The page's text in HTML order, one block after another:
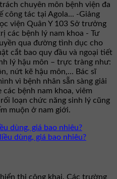
chuyên môn bệnh viện đa
công tác tại Agola... -Giảng
viện Quân Y 103 Sở trưởng
các bệnh lý nam khoa - Tư
qua đường tình dục cho
cắt bao quy đầu và ngoại tiết
lý hậu môn – trực tràng như:
nứt kẽ hậu môn,... Bác sĩ
vì bệnh nhân sẵn sàng giải
bệnh nam khoa, viêm
loạn chức năng sinh lý cũng
muộn ở nam giới.
dùng, giá bao nhiêu?
dùng, giá bao nhiêu?
thị công khai. Các trường